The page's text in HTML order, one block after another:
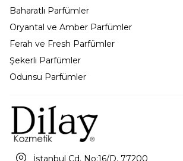
Baharatlı Parfümler
Oryantal ve Amber Parfümler
Ferah ve Fresh Parfümler
Şekerli Parfümler
Odunsu Parfümler
İstanbul Cd. No:16/D, 77200